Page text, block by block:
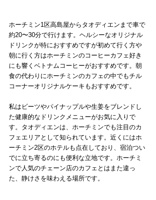
ホーチミン1区高島屋からタオディエンまで車で
約20〜30分で行けます。ヘルシーなオリジナル
ドリンクが特におすすめですが初めて行く方や
朝に行く方はホーチミンのコーヒーカフェ好き
にも響くベトナムコーヒーがおすすめです。朝
食の代わりにホーチミンのカフェの中でもチル
コーナーオリジナルケーキもおすすめです。
私はビーツやパイナップルや生姜をブレンドし
た健康的なドリンクメニューがお気に入りで
す。タオディエンは、ホーチミンでも注目のカ
フェエリアとして知られています。近くにはホ
ーチミン2区のホテルも点在しており、宿泊つい
でに立ち寄るのにも便利な立地です。ホーチミ
ンで人気のチェーン店のカフェとはまた違っ
た、静けさを味わえる場所です。